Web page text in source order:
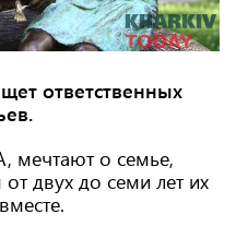
ответственных
мечтают о семье,
двух до семи лет их